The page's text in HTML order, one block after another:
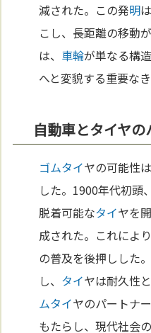
減された。この発明
こし、長距離の移動
は、 車輪が単なる構
へと変貌する重要な
自動車とタイヤ
ゴムタイヤの可能性は
した。1900年代初頭、
脱着可能なタイヤを
成された。これによ
の普及を後押しした。
し、 タイヤは耐久性
ムタイヤのパートナ
もたらし、現代社会